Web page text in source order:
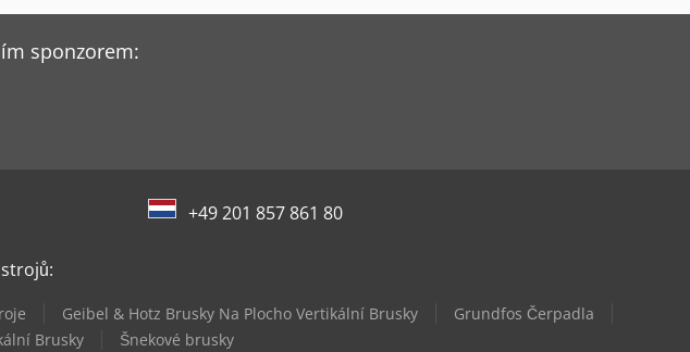
sponzorem:
+49 201 857 861 80
Geibel & Hotz Brusky Na Plocho Vertikální Brusky
Grundfos Čerpadla
Brusky
Šnekové brusky